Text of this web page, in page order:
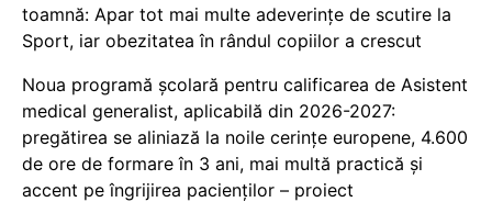
toamnă: Apar tot mai multe adeverințe de scutire la
Sport, iar obezitatea în rândul copiilor a crescut
Noua programă școlară pentru calificarea de Asistent
medical generalist, aplicabilă din 2026-2027:
pregătirea se aliniază la noile cerințe europene, 4.600
de ore de formare în 3 ani, mai multă practică și
accent pe îngrijirea pacienților – proiect